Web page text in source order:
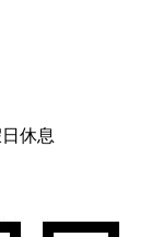
休息